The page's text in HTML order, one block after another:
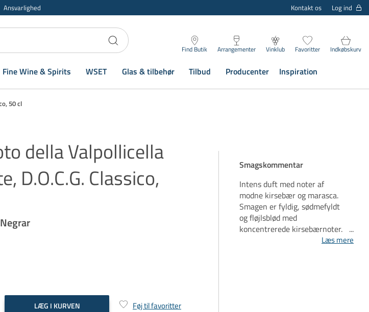
Ansvarlighed Kontakt os Log ind
Find Butik Arrangementer Vinklub Favoritter Indkøbskurv
Fine Wine & Spirits WSET Glas & tilbehør Tilbud Producenter Inspiration
50 cl
della Valpollicella
D.O.C.G. Classico,
LÆG I KURVEN Føj til favoritter
Smagskommentar
Intens duft med noter af
modne kirsebær og marasca.
Smagen er fyldig, sødmefyldt
og fløjlsblød med
koncentrerede kirsebærnoter.
En levende friskhed giverLæs mere